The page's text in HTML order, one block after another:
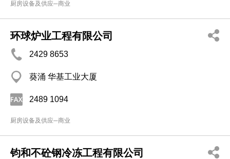
厨房设备及供应─商业
环球炉业工程有限公司
2429 8653
葵涌 华基工业大厦
2489 1094
厨房设备及供应─商业
钧和不砼钢冷冻工程有限公司